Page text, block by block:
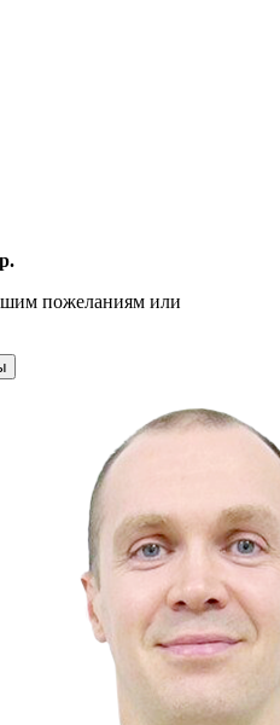
пожеланиям или